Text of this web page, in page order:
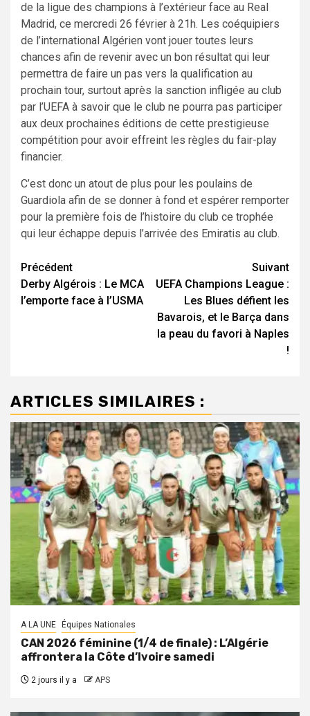
de la ligue des champions à l’extérieur face au Real
Madrid, ce mercredi 26 février à 21h. Les coéquipiers
de l’international Algérien vont jouer toutes leurs
chances afin de revenir avec un bon résultat qui leur
permettra de faire un pas vers la qualification au
prochain tour, surtout après la sanction infligée au club
par l’UEFA à savoir que le club ne pourra pas participer
aux deux prochaines éditions de cette prestigieuse
compétition pour avoir effreint les règles du fair-play
financier.
C’est donc un atout de plus pour les poulains de
Guardiola afin de se donner à fond et espérer remporter
pour la première fois de l’histoire du club ce trophée
qui leur échappe depuis l’arrivée des Emiratis au club.
Navigation
d’article
Précédent
Derby Algérois : Le MCA
l’emporte face à l’USMA
Suivant
UEFA Champions League :
Les Blues défient les
Bavarois, et le Barça dans
la peau du favori à Naples
!
ARTICLES SIMILAIRES :
A LA UNE Équipes Nationales
CAN 2026 féminine (1/4 de finale) : L’Algérie
affrontera la Côte d’Ivoire samedi
2 jours il y a APS